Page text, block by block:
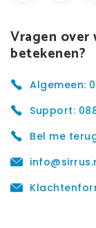
Vragen over
betekenen?
Algemeen:
Support:
Bel me